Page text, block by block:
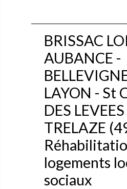
BRISSAC
AUBANCE -
LAYON - St
DES
TRELAZE
logements
sociaux